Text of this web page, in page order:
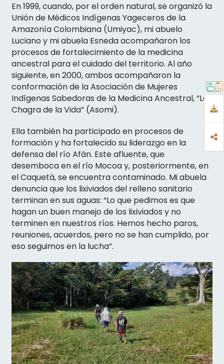
En 1999, cuando, por el orden natural, se organizó la
Unión de Médicos Indígenas Yageceros de la
Amazonía Colombiana (Umiyac), mi abuelo
Luciano y mi abuela Esneda acompañaron los
procesos de fortalecimiento de la medicina
ancestral para el cuidado del territorio. Al año
siguiente, en 2000, ambos acompañaron la
conformación de la Asociación de Mujeres
Indígenas Sabedoras de la Medicina Ancestral, “La
Chagra de la Vida” (Asomi).
Ella también ha participado en procesos de
formación y ha fortalecido su liderazgo en la
defensa del río Afán. Este afluente, que
desemboca en el río Mocoa y, posteriormente, en
el Caquetá, se encuentra contaminado. Mi abuela
denuncia que los lixiviados del relleno sanitario
terminan en sus aguas: “Lo que pedimos es que
hagan un buen manejo de los lixiviados y no
terminen en nuestros ríos. Hemos hecho paros,
reuniones, acuerdos, pero no se han cumplido, por
eso seguimos en la lucha”.